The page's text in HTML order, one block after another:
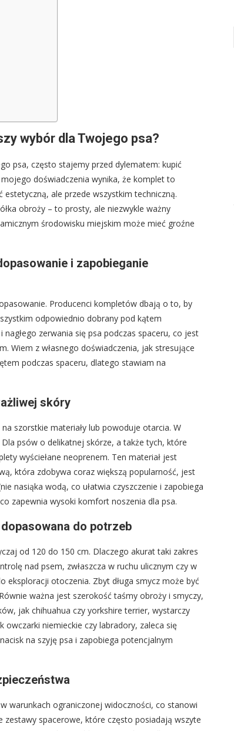
wybór dla Twojego psa?
psa, często stajemy przed dylematem: kupić
doświadczenia wynika, że komplet to
ale przede wszystkim techniczną.
obroży – to prosty, ale niezwykle ważny
środowisku miejskim może mieć groźne
i zapobieganie
Producenci kompletów dbają o to, by
odpowiednio dobrany pod kątem
zerwania się psa podczas spaceru, co jest
Wiem z własnego doświadczenia, jak stresujące
podczas spaceru, dlatego stawiam na
skóry
szorstkie materiały lub powoduje otarcia. W
psów o delikatnej skórze, a także tych, które
wyściełane neoprenem. Ten materiał jest
która zdobywa coraz większą popularność, jest
nasiąka wodą, co ułatwia czyszczenie i zapobiega
zapewnia wysoki komfort noszenia dla psa.
do potrzeb
od 120 do 150 cm. Dlaczego akurat taki zakres
nad psem, zwłaszcza w ruchu ulicznym czy w
eksploracji otoczenia. Zbyt długa smycz może być
ważna jest szerokość taśmy obroży i smyczy,
jak chihuahua czy yorkshire terrier, wystarczy
owczarki niemieckie czy labradory, zaleca się
na szyję psa i zapobiega potencjalnym
warunkach ograniczonej widoczności, co stanowi
spacerowe, które często posiadają wszyte